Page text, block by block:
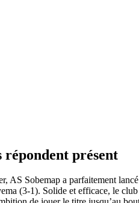
répondent présent
AS Sobemap a parfaitement lancé
(3-1). Solide et efficace, le club